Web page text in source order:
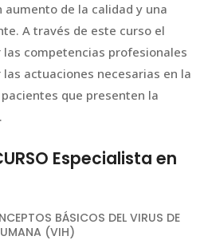
de la calidad y una
A través de este curso el
competencias profesionales
actuaciones necesarias en la
que presenten la
Especialista en
BÁSICOS DEL VIRUS DE
(VIH)